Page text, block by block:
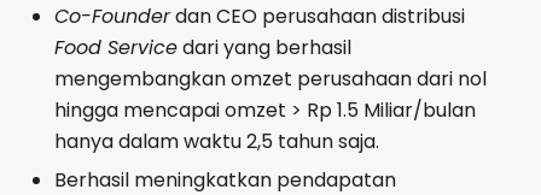
Co-Founderdan CEO perusahaan distribusi
Food Servicedari yang berhasil
mengembangkan omzet perusahaan dari nol
hingga mencapai omzet > Rp 1.5 Miliar/bulan
hanya dalam waktu 2,5 tahun saja.
Berhasil meningkatkan pendapatan